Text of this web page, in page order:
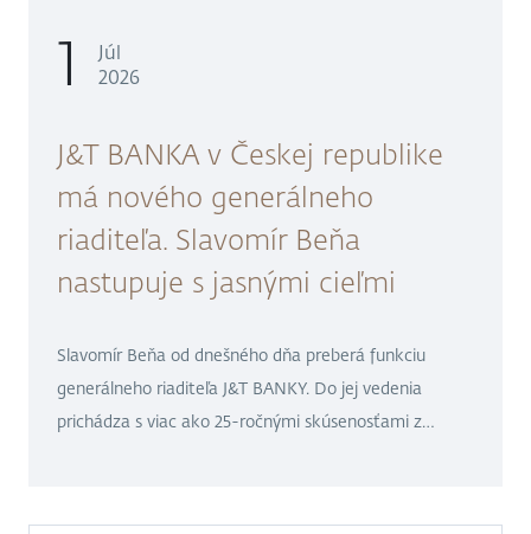
1
Júl
2026
J&T BANKA v Českej republike
má nového generálneho
riaditeľa. Slavomír Beňa
nastupuje s jasnými cieľmi
Slavomír Beňa od dnešného dňa preberá funkciu
generálneho riaditeľa J&T BANKY. Do jej vedenia
prichádza s viac ako 25-ročnými skúsenosťami z
Zároveň ide o zavŕšenie dlhodobého plánu obmeny